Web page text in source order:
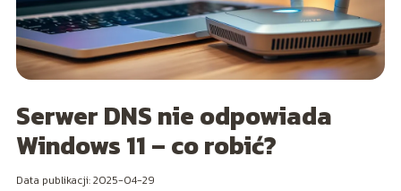
Serwer DNS nie odpowiada
Windows 11 – co robić?
Data publikacji: 2025-04-29